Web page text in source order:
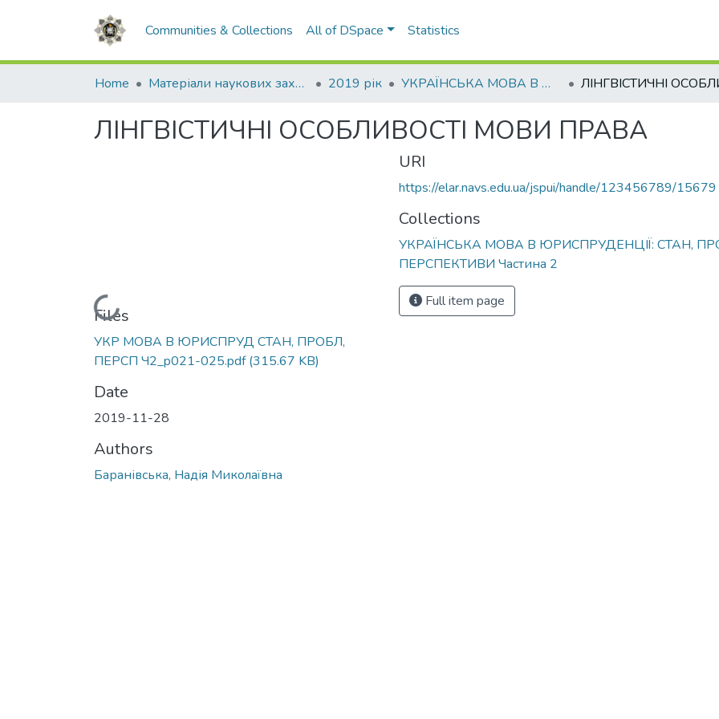
Communities & Collections All of DSpace Statistics
Home Матеріали наукових заходів 2019 рік УКРАЇНСЬКА МОВА В ЮРИСПРУДЕНЦІЇ: СТАН, ПРОБЛЕМИ, ПЕРСПЕКТИВИ Частина 2
ЛІНГВІСТИЧНІ ОСОБЛИВОСТІ МОВИ ПРАВА
Loading...
Files
УКР МОВА В ЮРИСПРУД СТАН, ПРОБЛ,
ПЕРСП Ч2_p021-025.pdf(315.67 KB)
Date
2019-11-28
Authors
Баранівська, Надія Миколаївна
URI
https://elar.navs.edu.ua/jspui/handle/123456789/15679
Collections
УКРАЇНСЬКА МОВА В ЮРИСПРУДЕНЦІЇ: СТАН,
ПЕРСПЕКТИВИ Частина 2
Full item page